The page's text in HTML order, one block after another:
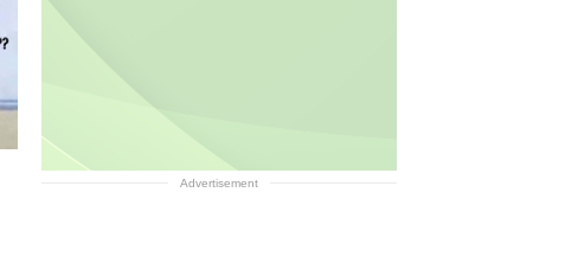
Advertisement